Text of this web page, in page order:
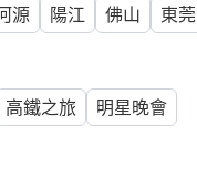
源 陽江 佛山 東莞
高鐵之旅
明星晚會